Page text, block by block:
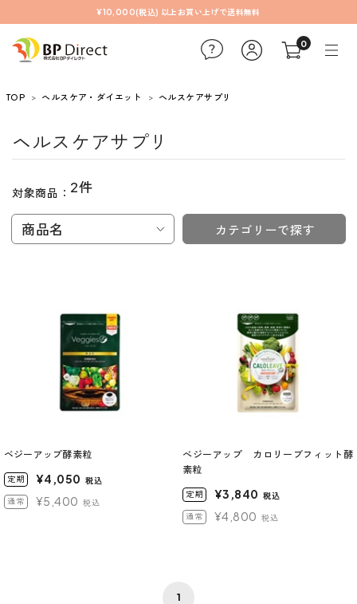
¥10,000(税込) 以上お買い上げで送料無料
0
TOP ヘルスケア・ダイエット ヘルスケアサプリ
ヘルスケアサプリ
対象商品： 2件
商品名 カテゴリーで探す
ベジーアップ酵素粒
定期 ¥4,050 税込
通常 ¥5,400 税込
べジーアップ カロリーブフィット酵
素粒
定期 ¥3,840 税込
通常 ¥4,800 税込
1